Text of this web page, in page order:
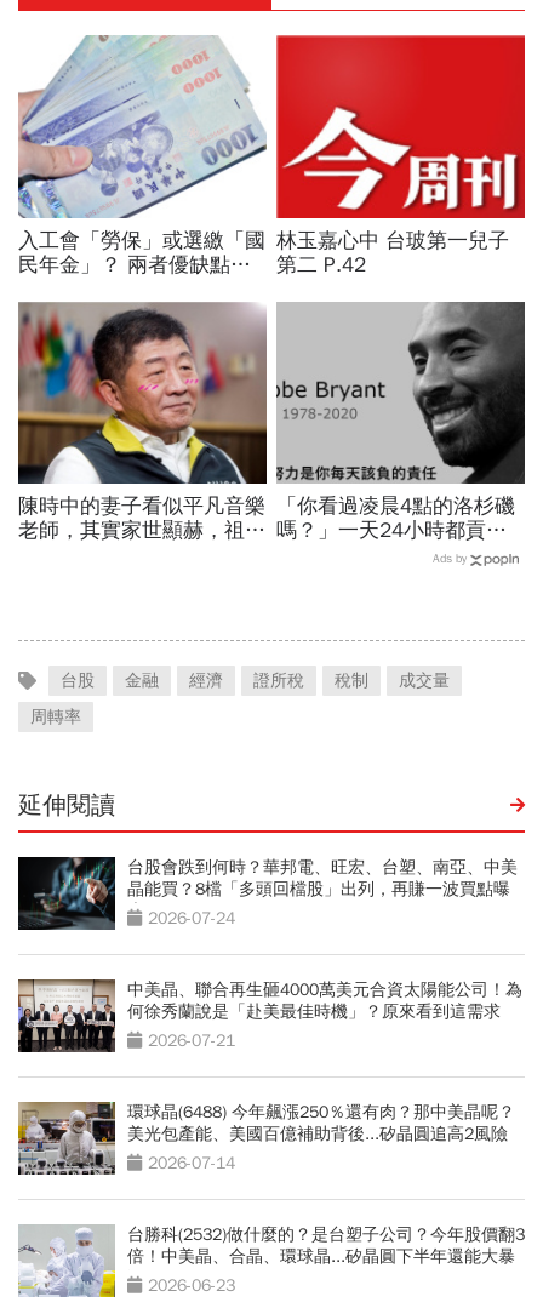
入工會「勞保」或選繳「國
民年金」？ 兩者優缺點分
林玉嘉心中 台玻第一兒子
第二 P.42
陳時中的妻子看似平凡音樂
老師，其實家世顯赫，祖父
「你看過凌晨4點的洛杉磯
嗎？」一天24小時都貢獻
給籃球，NBA傳奇Kobe
Ads by
台股 金融 經濟 證所稅 稅制
成交量
周轉率
延伸閱讀
台股會跌到何時？華邦電、旺宏、台塑、南亞、中美
晶能買？8檔「多頭回檔股」出列，再賺一波買點曝
光 2026-07-24
中美晶、聯合再生砸4000萬美元合資太陽能公司！為
何徐秀蘭說是「赴美最佳時機」？原來看到這需求
2026-07-21
環球晶(6488) 今年飆漲250％還有肉？那中美晶呢？
美光包產能、美國百億補助背後...矽晶圓追高2風險
2026-07-14
台勝科(2532)做什麼的？是台塑子公司？今年股價翻3
倍！中美晶、合晶、環球晶...矽晶圓下半年還能大暴
漲？2026-06-23